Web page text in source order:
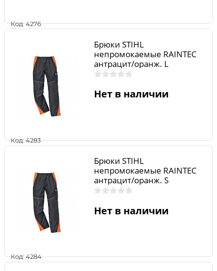
Код: 4276
Код: 4283
Брюки STIHL
непромокаемые RAINTEC
антрацит/оранж. L
Нет в наличии
Код: 4284
Брюки STIHL
непромокаемые RAINTEC
антрацит/оранж. S
Нет в наличии